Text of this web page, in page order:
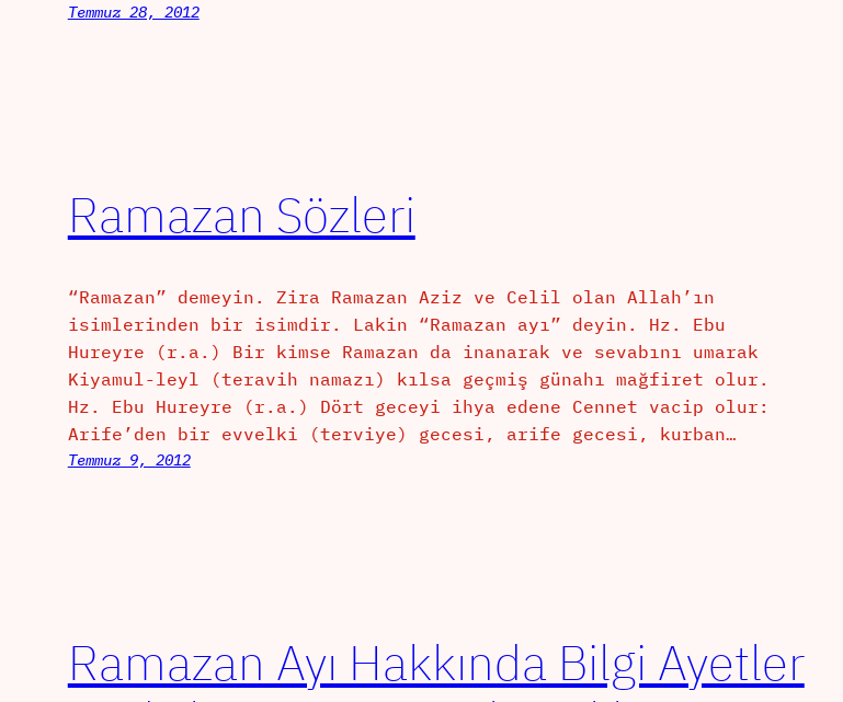
Temmuz 28, 2012
Ramazan Sözleri
“Ramazan” demeyin. Zira Ramazan Aziz ve Celil olan Allah’ın
isimlerinden bir isimdir. Lakin “Ramazan ayı” deyin. Hz. Ebu
Hureyre (r.a.) Bir kimse Ramazan da inanarak ve sevabını umarak
Kiyamul-leyl (teravih namazı) kılsa geçmiş günahı mağfiret olur.
Hz. Ebu Hureyre (r.a.) Dört geceyi ihya edene Cennet vacip olur:
Arife’den bir evvelki (terviye) gecesi, arife gecesi, kurban…
Temmuz 9, 2012
Ramazan Ayı Hakkında Bilgi Ayetler